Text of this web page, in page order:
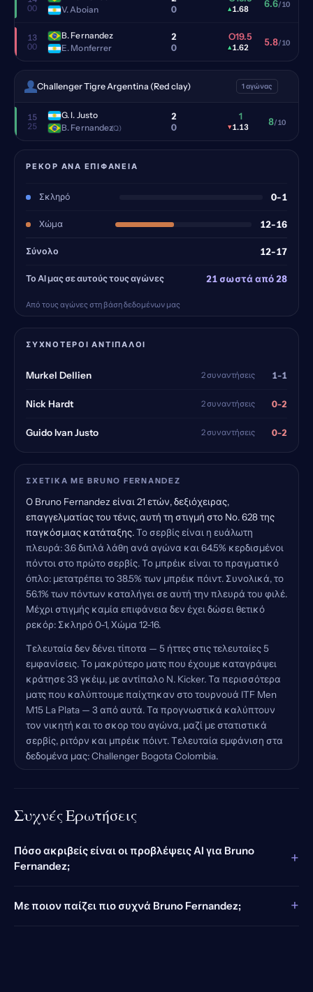
00
V. Aboian
0
▴1.68 6.6/10
13
00
B. Fernandez
E. Monferrer
2
0
O19.5
▴1.62 5.8/10
Challenger Tigre Argentina (Red clay) 1 αγώνας
15
25
G. I. Justo
B. Fernandez(Q)
2
0
1
▾1.13 8/10
ΡΕΚΌΡ ΑΝΆ ΕΠΙΦΆΝΕΙΑ
Σκληρό 0-1
Χώμα 12-16
Σύνολο 12-17
Το AI μας σε αυτούς τους αγώνες 21 σωστά από 28
Από τους αγώνες στη βάση δεδομένων μας
ΣΥΧΝΌΤΕΡΟΙ ΑΝΤΊΠΑΛΟΙ
Murkel Dellien 2 συναντήσεις 1-1
Nick Hardt 2 συναντήσεις 0-2
Guido Ivan Justo 2 συναντήσεις 0-2
ΣΧΕΤΙΚΆ ΜΕ BRUNO FERNANDEZ
Ο Bruno Fernandez είναι 21 ετών, δεξιόχειρας,
επαγγελματίας του τένις, αυτή τη στιγμή στο Νο. 628 της
παγκόσμιας κατάταξης.Το σερβίς είναι η ευάλωτη
πλευρά: 3.6 διπλά λάθη ανά αγώνα και 64.5% κερδισμένοι
πόντοι στο πρώτο σερβίς. Το μπρέικ είναι το πραγματικό
όπλο: μετατρέπει το 38.5% των μπρέικ πόιντ. Συνολικά, το
56.1% των πόντων καταλήγει σε αυτή την πλευρά του φιλέ.
Μέχρι στιγμής καμία επιφάνεια δεν έχει δώσει θετικό
ρεκόρ: Σκληρό 0-1, Χώμα 12-16.
Τελευταία δεν δένει τίποτα — 5 ήττες στις τελευταίες 5
εμφανίσεις. Το μακρύτερο ματς που έχουμε καταγράψει
κράτησε 33 γκέιμ, με αντίπαλο N. Kicker. Τα περισσότερα
ματς που καλύπτουμε παίχτηκαν στο τουρνουά ITF Men
M15 La Plata — 3 από αυτά. Τα προγνωστικά καλύπτουν
τον νικητή και το σκορ του αγώνα, μαζί με στατιστικά
σερβίς, ριτόρν και μπρέικ πόιντ. Τελευταία εμφάνιση στα
δεδομένα μας: Challenger Bogota Colombia.
Συχνές Ερωτήσεις
Πόσο ακριβείς είναι οι προβλέψεις AI για Bruno
Fernandez;
+
Με ποιον παίζει πιο συχνά Bruno Fernandez; +